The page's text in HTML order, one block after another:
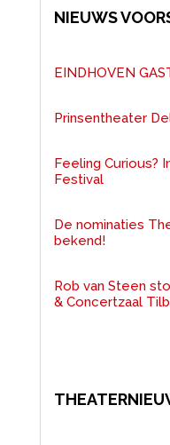
NIEUWS
EINDHOVEN
Prinsentheater
Feeling Curious?
Festival
De nominaties
bekend!
Rob van Steen
& Concertzaal